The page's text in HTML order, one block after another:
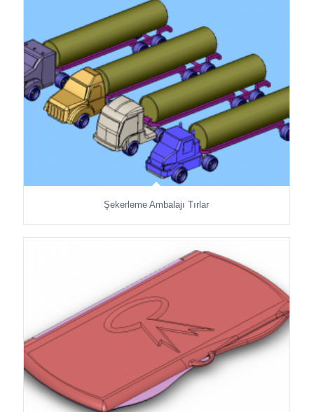
Şekerleme Ambalajı Tırlar